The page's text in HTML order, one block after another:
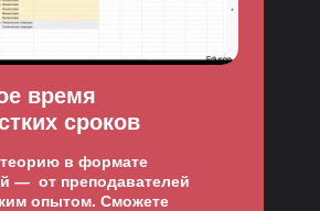
в формате
— от преподавателей
опытом. Сможете
время
сроков